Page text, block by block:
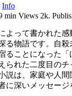
Info
min Views 2k.
よって書かれた感
る物語です。自
ることになった
られた二度目の
説は、家庭や人
に深いメッセージ